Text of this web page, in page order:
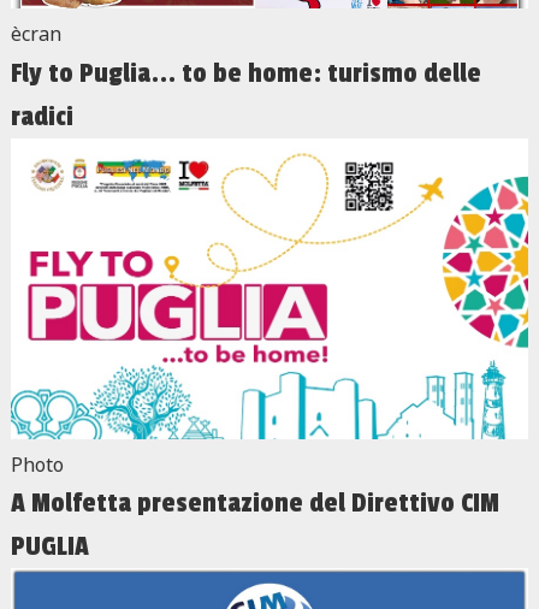
ècran
Fly to Puglia... to be home: turismo delle
radici
Photo
A Molfetta presentazione del Direttivo CIM
PUGLIA